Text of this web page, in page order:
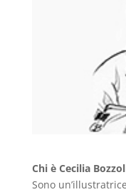
Chi è Cecilia
Sono